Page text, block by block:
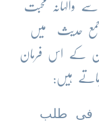
والہانہ محبت
حدیث میں
کے اس فرمان
ہیں:
فی طلب